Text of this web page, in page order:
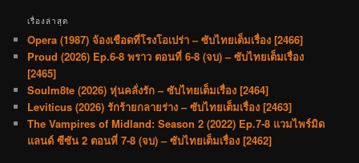
เรื่องล่าสุด
Opera (1987) จ้องเชือดที่โรงโอเปร่า – ซับไทยเต็มเรื่อง [2466]
Proud (2026) Ep.6-8 พราว ตอนที่ 6-8 (จบ) – ซับไทยเต็มเรื่อง
[2465]
Soulm8te (2026) หุ่นคลั่งรัก – ซับไทยเต็มเรื่อง [2464]
Leviticus (2026) รักร้ายกลายร่าง – ซับไทยเต็มเรื่อง [2463]
The Vampires of Midland: Season 2 (2022) Ep.7-8 แวมไพร์มิด
แลนด์ ซีซัน 2 ตอนที่ 7-8 (จบ) – ซับไทยเต็มเรื่อง [2462]